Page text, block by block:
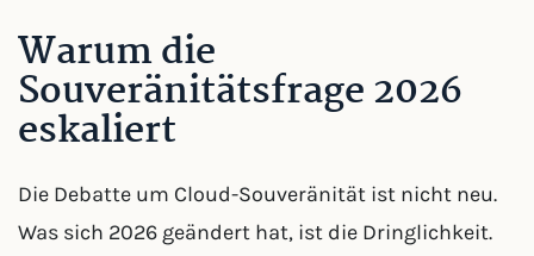
Warum die
Souveränitätsfrage 2026
eskaliert
Die Debatte um Cloud-Souveränität ist nicht neu.
Was sich 2026 geändert hat, ist die Dringlichkeit.